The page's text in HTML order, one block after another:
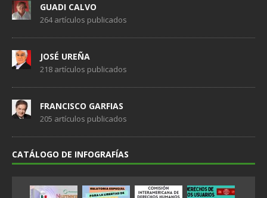
GUADI CALVO
264 artículos publicados
JOSÉ UREÑA
218 artículos publicados
FRANCISCO GARFIAS
205 artículos publicados
CATÁLOGO DE INFOGRAFÍAS